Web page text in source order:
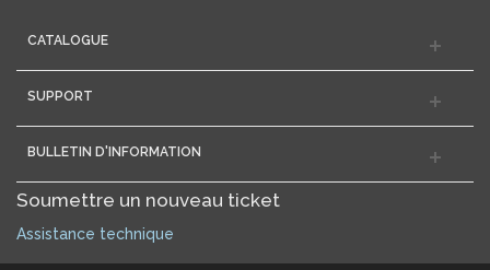
CATALOGUE
SUPPORT
BULLETIN D'INFORMATION
Soumettre un nouveau ticket
Assistance technique